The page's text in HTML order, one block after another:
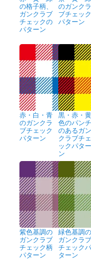
の格子柄、
ガンクラブ
チェックの
パターン
のガンクラ
ブチェック
パターン
赤・白・青
のガンクラ
ブチェック
パターン
黒・赤・黄
色のパンチ
のあるガン
クラブチェ
ックパター
ン
紫色基調の
ガンクラブ
チェック柄
パターン
緑色基調の
ガンクラブ
チェックパ
ターン